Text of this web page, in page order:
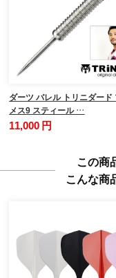
ダーツ バレル トリニダード
メス9 スティール …
11,000 円
この商
こんな商